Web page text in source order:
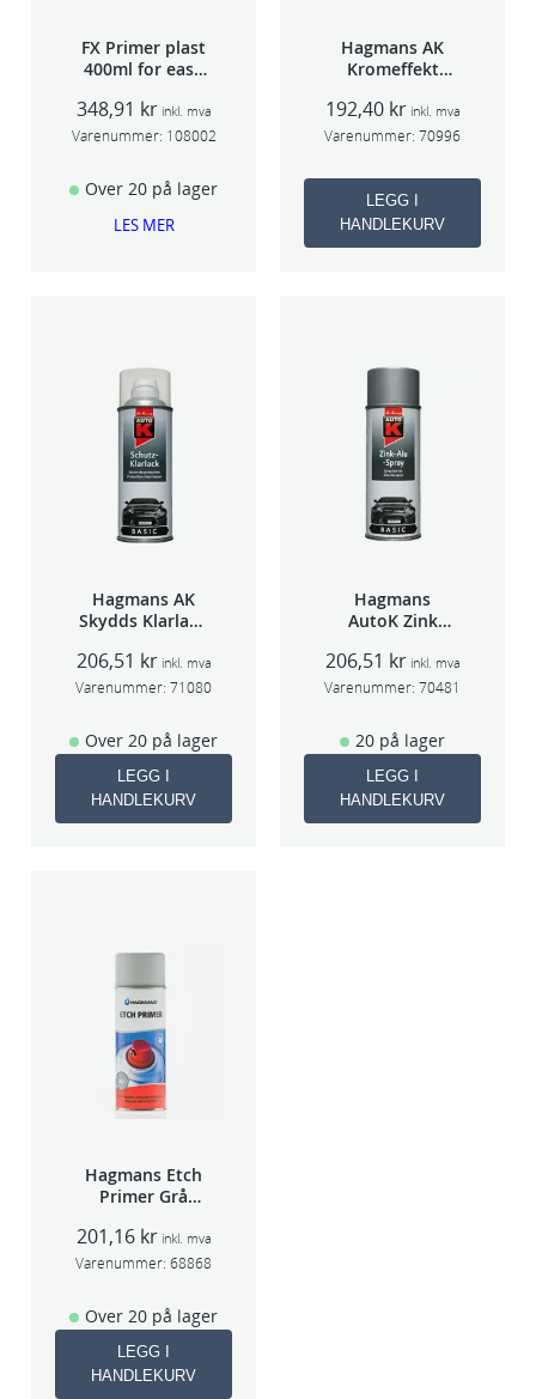
FX Primer plast
400ml for easy
TSP 030
348,91 kr inkl. mva
Varenummer: 108002
Over 20 på lager
LES MER
Hagmans AK
Kromeffekt
192,40 kr inkl. mva
Varenummer: 70996
LEGG I
HANDLEKURV
Hagmans AK
Skydds Klarlakk
206,51 kr inkl. mva
Varenummer: 71080
Over 20 på lager
LEGG I
HANDLEKURV
Hagmans
AutoK Zink
206,51 kr inkl. mva
Varenummer: 70481
20 på lager
LEGG I
HANDLEKURV
Hagmans Etch
Primer Grå
201,16 kr inkl. mva
Varenummer: 68868
Over 20 på lager
LEGG I
HANDLEKURV